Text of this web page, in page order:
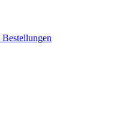
Bestellungen